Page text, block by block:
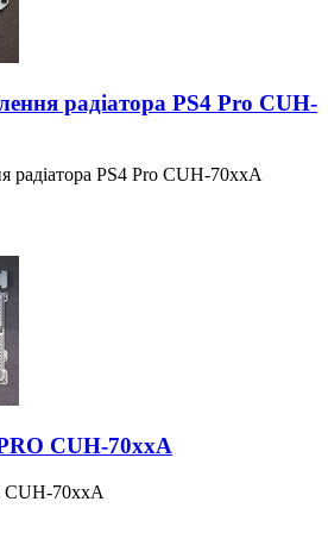
радіатора PS4 Pro CUH-
радіатора PS4 Pro CUH-70xxA
CUH-70xxA
CUH-70xxA